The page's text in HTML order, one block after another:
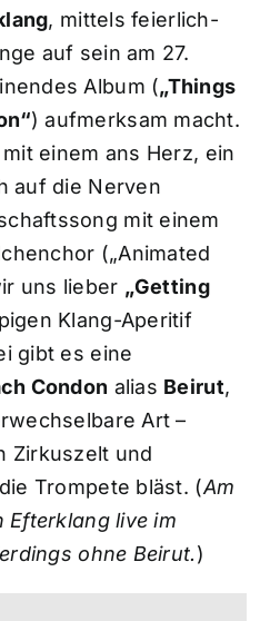
, mittels feierlich-
auf sein am 27.
Album („Things
) aufmerksam macht.
einem ans Herz, ein
auf die Nerven
mit einem
(„Animated
uns lieber „Getting
Klang-Aperitif
gibt es eine
Condon alias Beirut,
Art –
Zirkuszelt und
Trompete bläst. (Am
Efterklang live im
ohne Beirut.)